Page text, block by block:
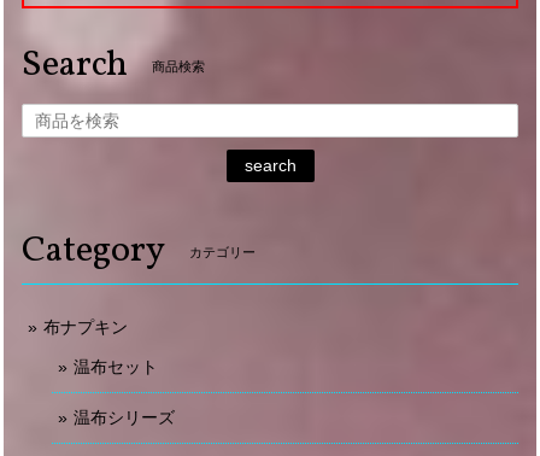
Search 商品検索
search
Category カテゴリー
布ナプキン
温布セット
温布シリーズ